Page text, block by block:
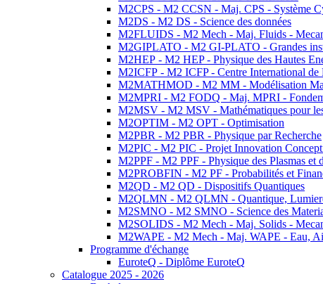
M2CPS - M2 CCSN - Maj. CPS - Système
M2DS - M2 DS - Science des données
M2FLUIDS - M2 Mech - Maj. Fluids -
M2GIPLATO - M2 GI-PLATO - Grandes
M2HEP - M2 HEP - Physique des Hautes
M2ICFP - M2 ICFP - Centre International de
M2MATHMOD - M2 MM - Modélisation
M2MPRI - M2 FODQ - Maj. MPRI -
M2MSV - M2 MSV - Mathématiques pour
M2OPTIM - M2 OPT - Optimisation
M2PBR - M2 PBR - Physique par Recherche
M2PIC - M2 PIC - Projet Innovation
M2PPF - M2 PPF - Physique des Plasmas et
M2PROBFIN - M2 PF - Probabilités et
M2QD - M2 QD - Dispositifs Quantiques
M2QLMN - M2 QLMN - Quantique,
M2SMNO - M2 SMNO - Science des
M2SOLIDS - M2 Mech - Maj. Solids -
M2WAPE - M2 Mech - Maj. WAPE - Eau,
Programme d'échange
EuroteQ - Diplôme EuroteQ
Catalogue 2025 - 2026